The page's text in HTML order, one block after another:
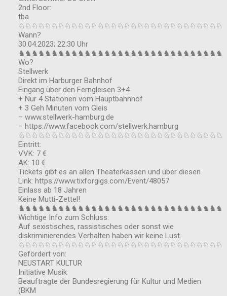
2nd Floor:
tba
♘♘♘♘♘♘♘♘♘♘♘♘♘♘♘♘♘♘♘♘♘♘♘♘♘♘♘♘♘♘♘
Wann?
30.04.2023; 22:30 Uhr
♞♞♞♞♞♞♞♞♞♞♞♞♞♞♞♞♞♞♞♞♞♞♞♞♞♞♞♞♞♞♞
Wo?
Stellwerk
Direkt im Harburger Bahnhof
Eingang über den Ferngleisen 3+4
+ Nur 4 Stationen vom Hauptbahnhof
+ 3 Geh Minuten vom Gleis
– www.stellwerk-hamburg.de
– https://www.facebook.com/stellwerk.hamburg
♘♘♘♘♘♘♘♘♘♘♘♘♘♘♘♘♘♘♘♘♘♘♘♘♘♘♘♘♘♘♘
Eintritt:
VVK: 7 €
AK: 10 €
Tickets gibt es an allen Theaterkassen und über diesen
Link: https://www.tixforgigs.com/Event/48057
Einlass ab 18 Jahren
Keine Mutti-Zettel!
♞♞♞♞♞♞♞♞♞♞♞♞♞♞♞♞♞♞♞♞♞♞♞♞♞♞♞♞♞♞♞
Wichtige Info zum Schluss:
Auf sexistisches, rassistisches oder sonst wie
diskriminierendes Verhalten haben wir keine Lust.
♘♘♘♘♘♘♘♘♘♘♘♘♘♘♘♘♘♘♘♘♘♘♘♘♘♘♘♘♘♘♘
Gefördert von:
NEUSTART KULTUR
Initiative Musik
Beauftragte der Bundesregierung für Kultur und Medien
(BKM